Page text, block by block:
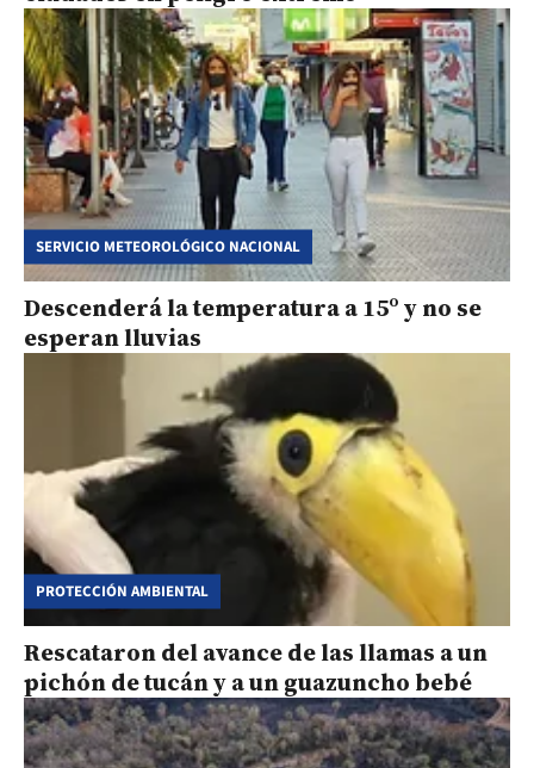
SERVICIO METEOROLÓGICO NACIONAL
Descenderá la temperatura a 15º y no se
esperan lluvias
PROTECCIÓN AMBIENTAL
Rescataron del avance de las llamas a un
pichón de tucán y a un guazuncho bebé